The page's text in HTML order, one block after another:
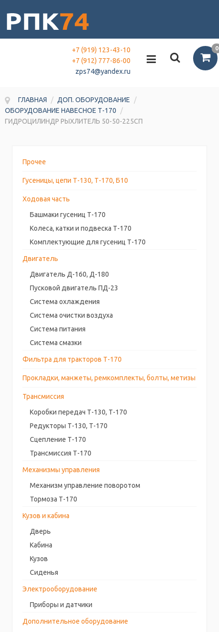
0
+7 (919) 123-43-10
+7 (912) 777-86-00
zps74@yandex.ru
ГЛАВНАЯ / ДОП. ОБОРУДОВАНИЕ
/
ОБОРУДОВАНИЕ НАВЕСНОЕ Т-170
/
ГИДРОЦИЛИНДР РЫХЛИТЕЛЬ 50-50-225СП
Прочее
Гусеницы, цепи Т-130, Т-170, Б10
Ходовая часть
Башмаки гусениц Т-170
Колеса, катки и подвеска Т-170
Комплектующие для гусениц Т-170
Двигатель
Двигатель Д-160, Д-180
Пусковой двигатель ПД-23
Система охлаждения
Система очистки воздуха
Система питания
Система смазки
Фильтра для тракторов Т-170
Прокладки, манжеты, ремкомплекты, болты, метизы
Трансмиссия
Коробки передач Т-130, Т-170
Редукторы Т-130, Т-170
Сцепление Т-170
Трансмиссия Т-170
Механизмы управления
Механизм управление поворотом
Тормоза Т-170
Кузов и кабина
Дверь
Кабина
Кузов
Сиденья
Электрооборудование
Приборы и датчики
Дополнительное оборудование